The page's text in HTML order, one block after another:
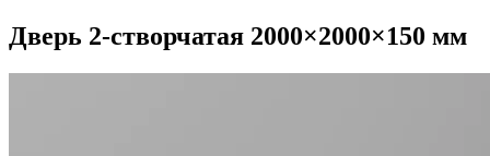
Дверь 2-створчатая 2000×2000×150 мм